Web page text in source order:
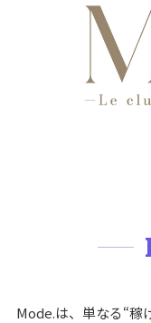
Mode.は、単なる“稼